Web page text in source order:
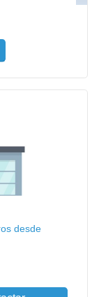
desde